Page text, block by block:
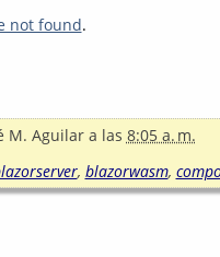
not found.
M. Aguilar a las 8:05 a. m.
, blazorwasm,